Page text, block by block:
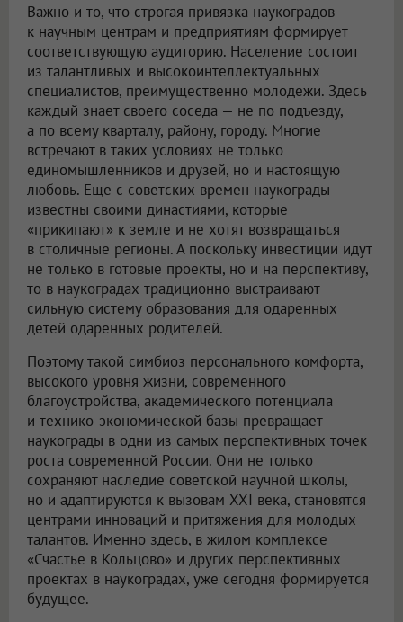
Важно и то, что строгая привязка наукоградов
к научным центрам и предприятиям формирует
соответствующую аудиторию. Население состоит
из талантливых и высокоинтеллектуальных
специалистов, преимущественно молодежи. Здесь
каждый знает своего соседа — не по подъезду,
а по всему кварталу, району, городу. Многие
встречают в таких условиях не только
единомышленников и друзей, но и настоящую
любовь. Еще с советских времен наукограды
известны своими династиями, которые
«прикипают» к земле и не хотят возвращаться
в столичные регионы. А поскольку инвестиции идут
не только в готовые проекты, но и на перспективу,
то в наукоградах традиционно выстраивают
сильную систему образования для одаренных
детей одаренных родителей.
Поэтому такой симбиоз персонального комфорта,
высокого уровня жизни, современного
благоустройства, академического потенциала
и технико-экономической базы превращает
наукограды в одни из самых перспективных точек
роста современной России. Они не только
сохраняют наследие советской научной школы,
но и адаптируются к вызовам XXI века, становятся
центрами инноваций и притяжения для молодых
талантов. Именно здесь, в жилом комплексе
«Счастье в Кольцово» и других перспективных
проектах в наукоградах, уже сегодня формируется
будущее.